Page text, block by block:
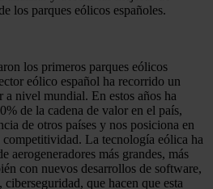
los parques eólicos españoles.
los primeros parques eólicos
eólico español ha recorrido un
nivel mundial. En estos años ha
de la cadena de valor en el país,
de otros países y nos posiciona en
La tecnología eólica ha
aerogeneradores más grandes, más
con nuevos desarrollos de software,
ciberseguridad, que hacen que esta